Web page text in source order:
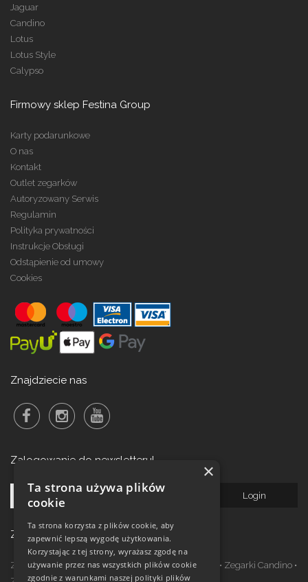
Jaguar
Candino
Lotus
Lotus Style
Calypso
Firmowy sklep Festina Group
Karty podarunkowe
O nas
Kontakt
Outlet zegarków
Autoryzowany Serwis
Regulamin
Polityka prywatności
Instrukcje Obsługi
Odstąpienie od umowy
Cookies
Znajdziecie nas
Zalogowanie do newsletteru!
Zegarki w ofercie
Zegarki Festina•Zegarki Kronaby•Zegarki Jaguar • Zegarki Candino •
×
Ta strona używa plików
cookie
Ta strona korzysta z plików cookie, aby
zapewnić lepszą wygodę użytkowania.
Korzystając z tej strony, wyrażasz zgodę na
używanie przez nas wszystkich plików cookie
zgodnie z warunkami naszej polityki plików